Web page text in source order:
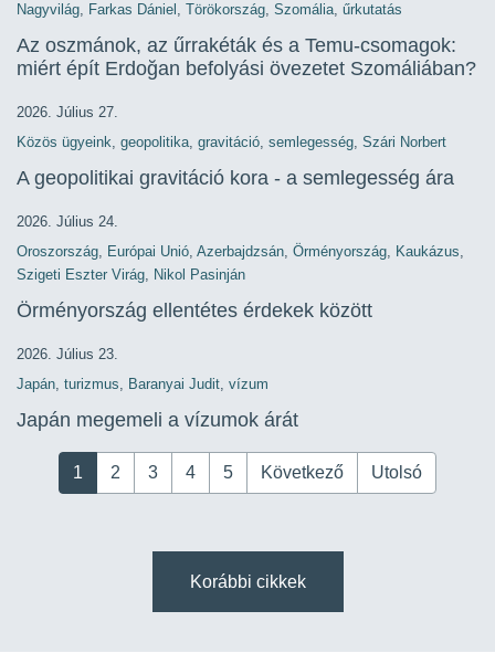
Nagyvilág, Farkas Dániel , Törökország, Szomália, űrkutatás
Az oszmánok, az űrrakéták és a Temu-csomagok:
miért épít Erdoğan befolyási övezetet Szomáliában?
2026. Július 27.
Közös ügyeink, geopolitika, gravitáció, semlegesség, Szári Norbert
A geopolitikai gravitáció kora - a semlegesség ára
2026. Július 24.
Oroszország, Európai Unió, Azerbajdzsán, Örményország, Kaukázus,
Szigeti Eszter Virág, Nikol Pasinján
Örményország ellentétes érdekek között
2026. Július 23.
Japán, turizmus, Baranyai Judit, vízum
Japán megemeli a vízumok árát
1 2 3 4 5 Következő Utolsó
Korábbi cikkek